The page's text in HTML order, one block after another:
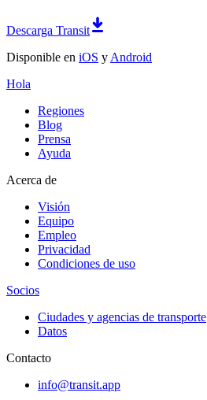
Descarga Transit
Disponible en iOS y Android
Hola
Regiones
Blog
Prensa
Ayuda
Acerca de
Visión
Equipo
Empleo
Privacidad
Condiciones de uso
Socios
Ciudades y agencias de transporte
Datos
Contacto
info@transit.app